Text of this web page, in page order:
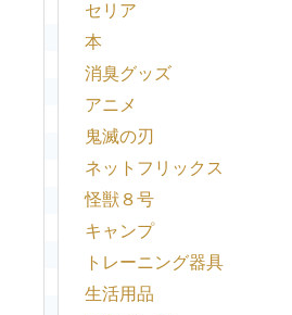
セリア
本
消臭グッズ
アニメ
鬼滅の刃
ネットフリックス
怪獣８号
キャンプ
トレーニング器具
生活用品